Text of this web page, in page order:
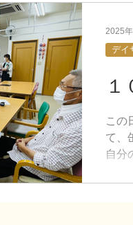
独り言
この
て、
自分
良い
デイ
2025